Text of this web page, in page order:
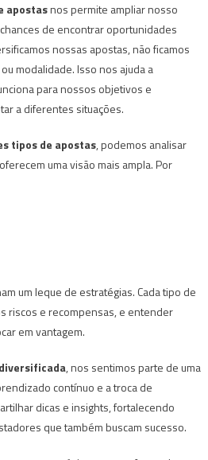
apostasnos permite ampliar nosso
de encontrar oportunidades
nossas apostas, não ficamos
modalidade. Isso nos ajuda a
para nossos objetivos e
a diferentes situações.
tipos de apostas, podemos analisar
uma visão mais ampla. Por
um leque de estratégias. Cada tipo de
riscos e recompensas, e entender
em vantagem.
, nos sentimos parte de uma
contínuo e a troca de
dicas e insights, fortalecendo
que também buscam sucesso.